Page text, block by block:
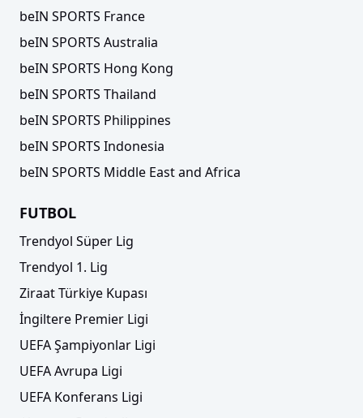
beIN SPORTS France
beIN SPORTS Australia
beIN SPORTS Hong Kong
beIN SPORTS Thailand
beIN SPORTS Philippines
beIN SPORTS Indonesia
beIN SPORTS Middle East and Africa
FUTBOL
Trendyol Süper Lig
Trendyol 1. Lig
Ziraat Türkiye Kupası
İngiltere Premier Ligi
UEFA Şampiyonlar Ligi
UEFA Avrupa Ligi
UEFA Konferans Ligi